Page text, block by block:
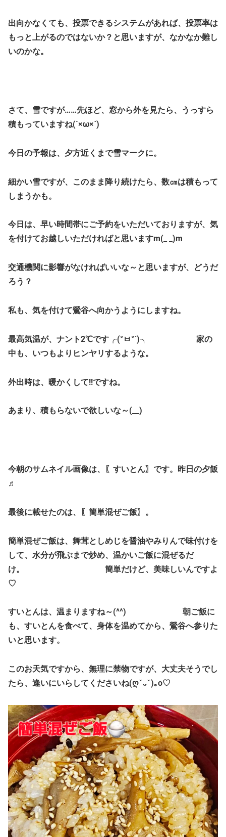
出向かなくても、投票できるシステムがあれば、投票率は
もっと上がるのではないか？と思いますが、なかなか難し
いのかな。
さて、雪ですが……先ほど、窓から外を見たら、うっすら
積もっていますね(´×ω×`)
今日の予報は、夕方近くまで雪マークに。
細かい雪ですが、このまま降り続けたら、数㎝は積もって
しまうかも。
今日は、早い時間帯にご予約をいただいておりますが、気
を付けてお越しいただければと思いますm(_ _)m
交通機関に影響がなければいいな～と思いますが、どうだ
ろう？
私も、気を付けて鶯谷へ向かうようにしますね。
最高気温が、ナント2℃です╭(°ㅂ°`)╮ 家の
中も、いつもよりヒンヤリするような。
外出時は、暖かくして!!ですね。
あまり、積もらないで欲しいな～(__)
今朝のサムネイル画像は、〖すいとん〗です。昨日の夕飯
♬
最後に載せたのは、〖簡単混ぜご飯〗。
簡単混ぜご飯は、舞茸としめじを醤油やみりんで味付けを
して、水分が飛ぶまで炒め、温かいご飯に混ぜるだ
け。 簡単だけど、美味しいんですよ
♡
すいとんは、温まりますね～(^^) 朝ご飯に
も、すいとんを食べて、身体を温めてから、鶯谷へ参りた
いと思います。
このお天気ですから、無理に禁物ですが、大丈夫そうでし
たら、逢いにいらしてくださいね(ღˇᴗˇ)｡o♡